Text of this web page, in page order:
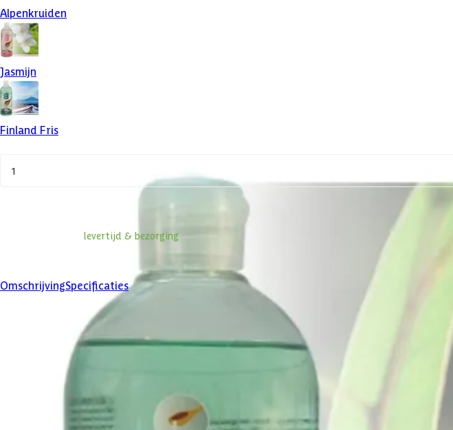
Alpenkruiden
Jasmijn
Finland Fris
1
levertijd & bezorging
OmschrijvingSpecificaties
Product omschrijving
Geniet in uw sauna van een heerlijke saunageur. De geuren van Warm en Tender zijn op basis van
Het gebruik van saunageuren is niet ingewikkeld maar wel belangrijk om goed te doen. De geuren